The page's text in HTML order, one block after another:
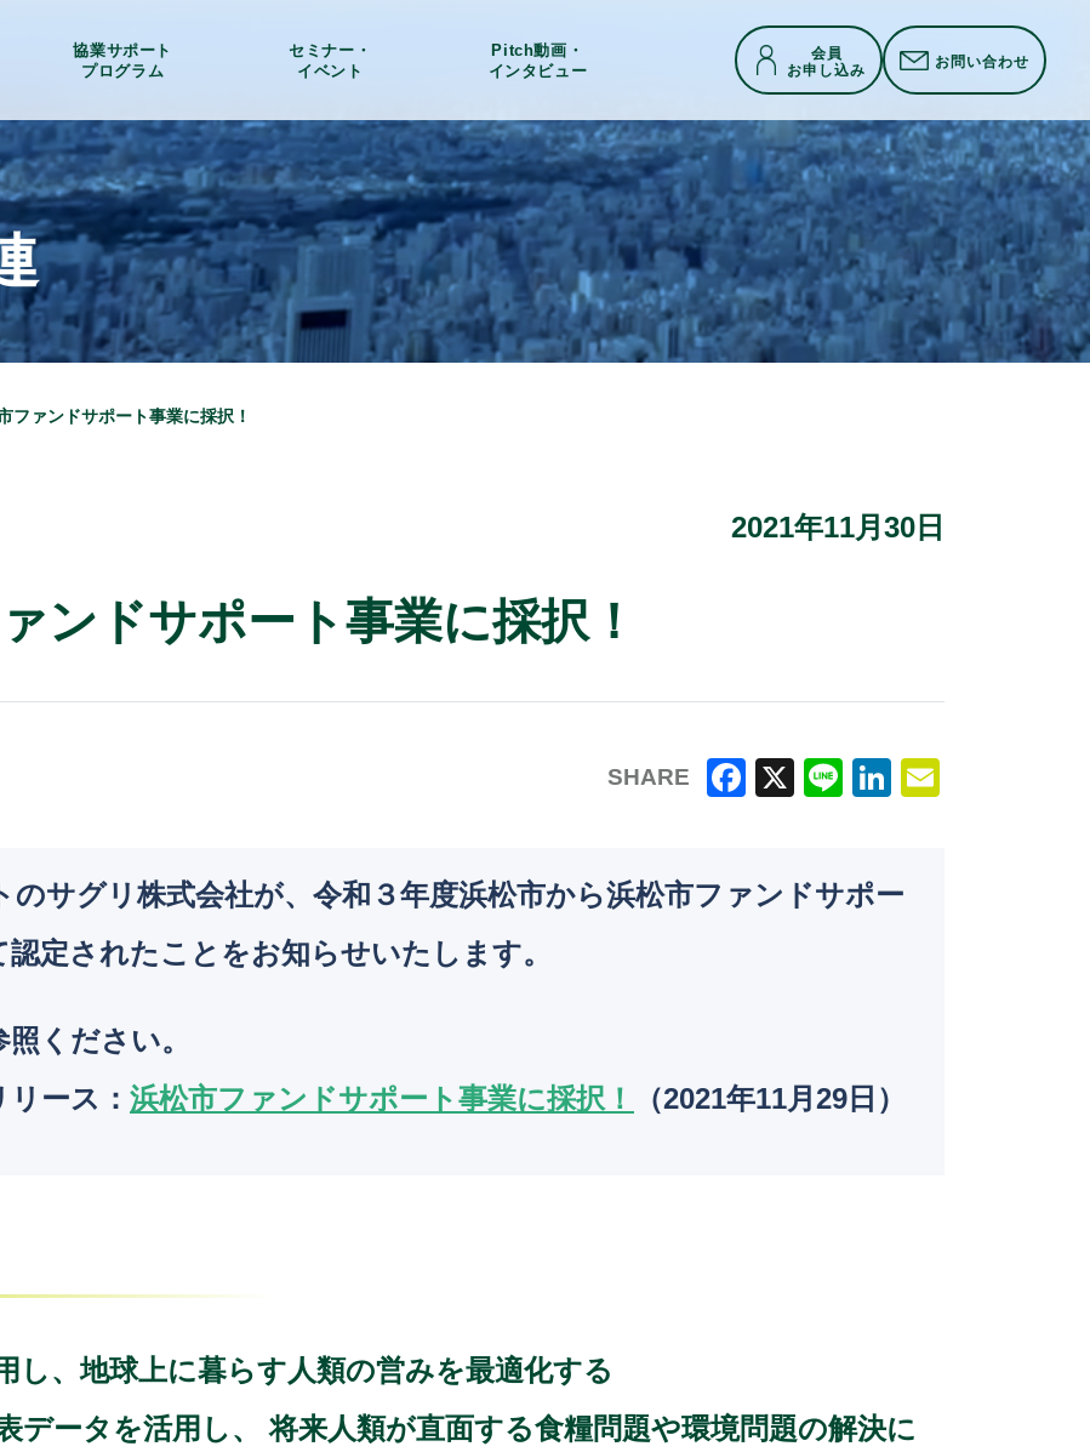
協業サポート
プログラム
セミナー・
イベント
Pitch動画・
インタビュー
会員
お申し込み お問い合わせ
ファンドサポート事業に採択！
2021年11月30日
ンドサポート事業に採択！
SHARE
c
k
e
k
のサグリ株式会社が、令和３年度浜松市から浜松市ファンドサポー
定されたことをお知らせいたします。
ください。
ース： 浜松市ファンドサポート事業に採択！ （2021年11月29日）
し、地球上に暮らす人類の営みを最適化する
データを活用し、 将来人類が直面する食糧問題や環境問題の解決に